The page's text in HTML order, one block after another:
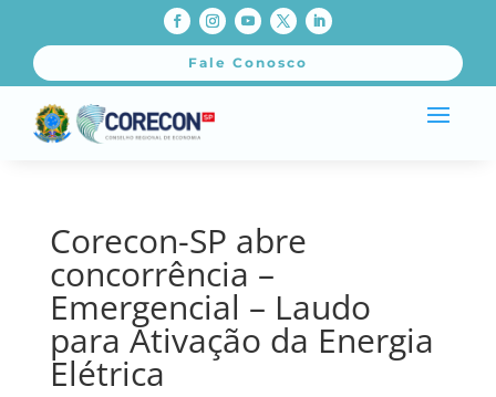
Fale Conosco
Corecon-SP abre
concorrência –
Emergencial – Laudo
para Ativação da Energia
Elétrica